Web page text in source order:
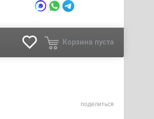
Корзина пуста
поделиться